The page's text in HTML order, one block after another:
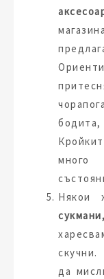
много
Някои
да